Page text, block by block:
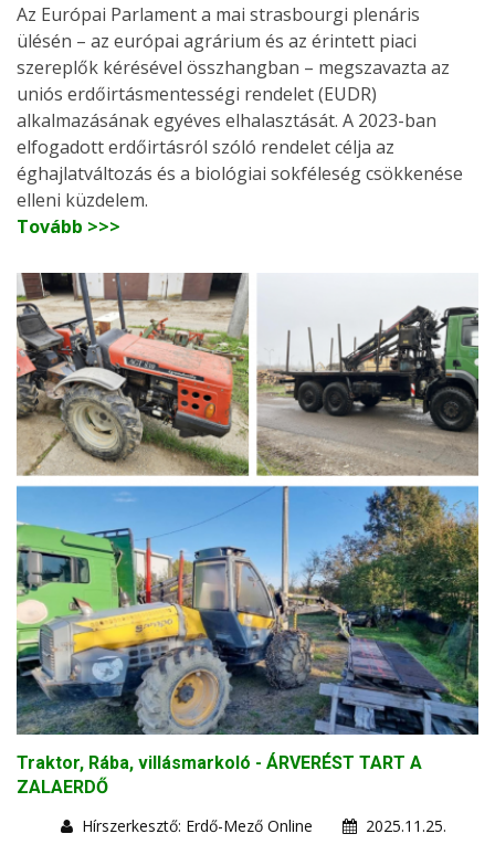
Az Európai Parlament a mai strasbourgi plenáris
ülésén – az európai agrárium és az érintett piaci
szereplők kérésével összhangban – megszavazta az
uniós erdőirtásmentességi rendelet (EUDR)
alkalmazásának egyéves elhalasztását. A 2023-ban
elfogadott erdőirtásról szóló rendelet célja az
éghajlatváltozás és a biológiai sokféleség csökkenése
elleni küzdelem.
Tovább >>>
Traktor, Rába, villásmarkoló - ÁRVERÉST TART A
ZALAERDŐ
Hírszerkesztő: Erdő-Mező Online
2025.11.25.